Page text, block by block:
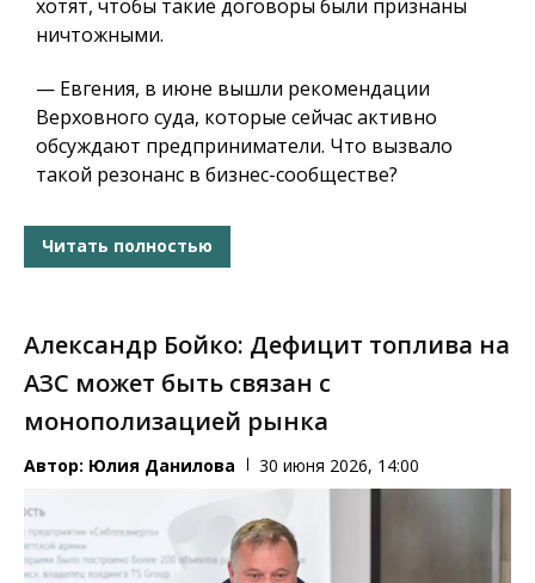
хотят, чтобы такие договоры были признаны
ничтожными.
— Евгения, в июне вышли рекомендации
Верховного суда, которые сейчас активно
обсуждают предприниматели. Что вызвало
такой резонанс в бизнес-сообществе?
Читать полностью
Александр Бойко: Дефицит топлива на
АЗС может быть связан с
монополизацией рынка
Автор: Юлия Данилова 30 июня 2026, 14:00